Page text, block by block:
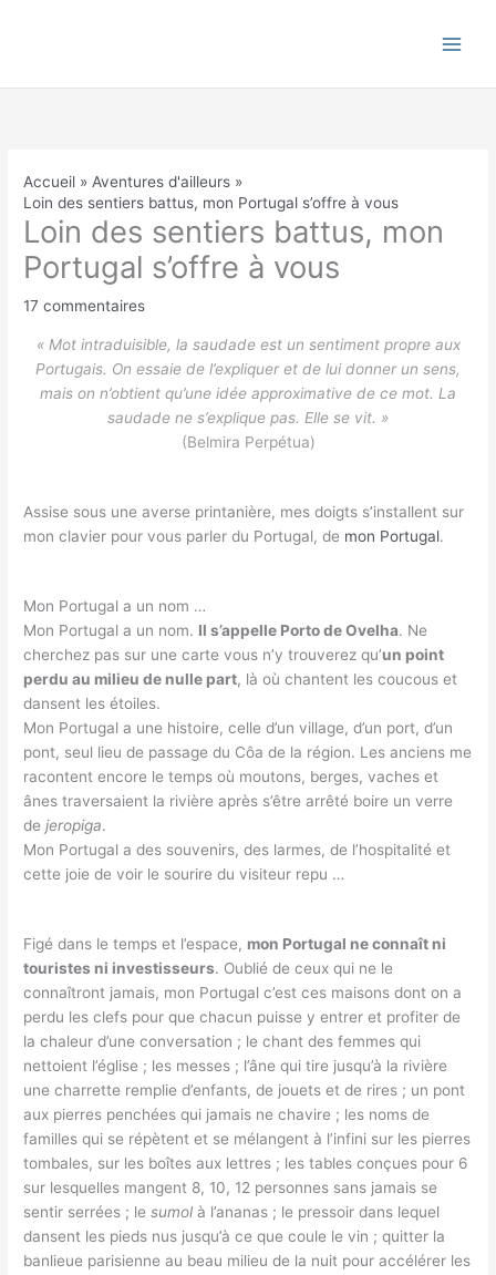
Accueil
Aventures d'ailleurs
Loin des sentiers battus, mon Portugal s’offre à vous
Loin des sentiers battus, mon
Portugal s’offre à vous
17 commentaires
« Mot intraduisible, la saudade est un sentiment propre aux
Portugais. On essaie de l’expliquer et de lui donner un sens,
mais on n’obtient qu’une idée approximative de ce mot. La
saudade ne s’explique pas. Elle se vit. »
(Belmira Perpétua)
Assise sous une averse printanière, mes doigts s’installent sur
mon clavier pour vous parler du Portugal, de mon Portugal.
Mon Portugal a un nom …
Mon Portugal a un nom. Il s’appelle Porto de Ovelha. Ne
cherchez pas sur une carte vous n’y trouverez qu’un point
perdu au milieu de nulle part, là où chantent les coucous et
dansent les étoiles.
Mon Portugal a une histoire, celle d’un village, d’un port, d’un
pont, seul lieu de passage du Côa de la région. Les anciens me
racontent encore le temps où moutons, berges, vaches et
ânes traversaient la rivière après s’être arrêté boire un verre
dejeropiga.
Mon Portugal a des souvenirs, des larmes, de l’hospitalité et
cette joie de voir le sourire du visiteur repu …
Figé dans le temps et l’espace, mon Portugal ne connaît ni
touristes ni investisseurs. Oublié de ceux qui ne le
connaîtront jamais, mon Portugal c’est ces maisons dont on a
perdu les clefs pour que chacun puisse y entrer et profiter de
la chaleur d’une conversation ; le chant des femmes qui
nettoient l’église ; les messes ; l’âne qui tire jusqu’à la rivière
une charrette remplie d’enfants, de jouets et de rires ; un pont
aux pierres penchées qui jamais ne chavire ; les noms de
familles qui se répètent et se mélangent à l’infini sur les pierres
tombales, sur les boîtes aux lettres ; les tables conçues pour 6
sur lesquelles mangent 8, 10, 12 personnes sans jamais se
sentir serrées ; lesumol à l’ananas ; le pressoir dans lequel
dansent les pieds nus jusqu’à ce que coule le vin ; quitter la
banlieue parisienne au beau milieu de la nuit pour accélérer les